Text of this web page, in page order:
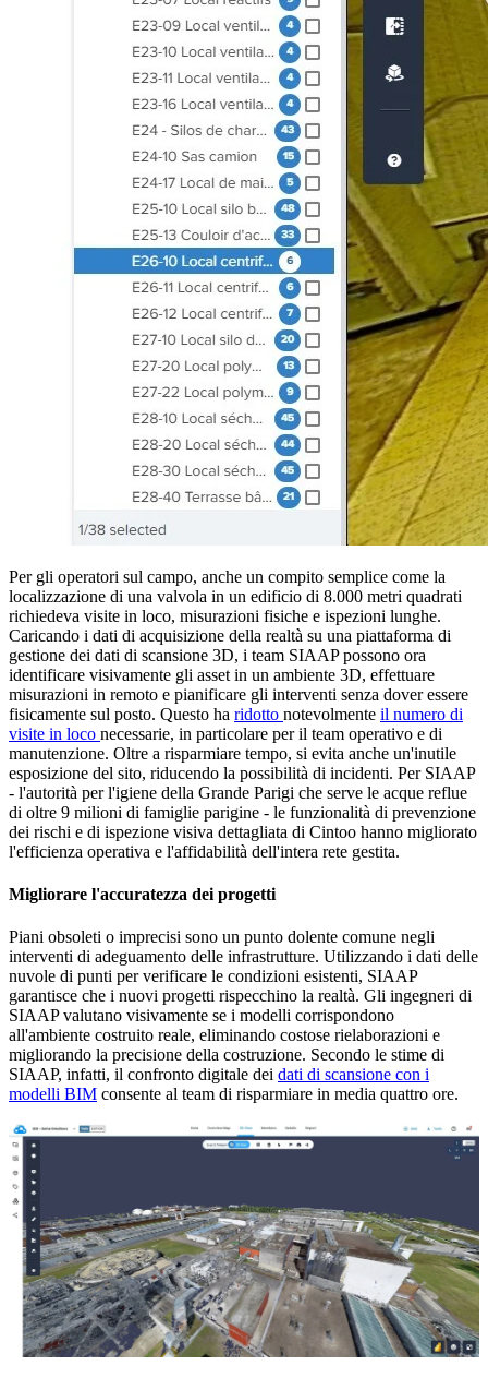
Per gli operatori sul campo, anche un compito semplice come la
localizzazione di una valvola in un edificio di 8.000 metri quadrati
richiedeva visite in loco, misurazioni fisiche e ispezioni lunghe.
Caricando i dati di acquisizione della realtà su una piattaforma di
gestione dei dati di scansione 3D, i team SIAAP possono ora
identificare visivamente gli asset in un ambiente 3D, effettuare
misurazioni in remoto e pianificare gli interventi senza dover essere
fisicamente sul posto. Questo ha ridotto notevolmente il numero di
visite in loco necessarie, in particolare per il team operativo e di
manutenzione. Oltre a risparmiare tempo, si evita anche un'inutile
esposizione del sito, riducendo la possibilità di incidenti. Per SIAAP
- l'autorità per l'igiene della Grande Parigi che serve le acque reflue
di oltre 9 milioni di famiglie parigine - le funzionalità di prevenzione
dei rischi e di ispezione visiva dettagliata di Cintoo hanno migliorato
l'efficienza operativa e l'affidabilità dell'intera rete gestita.
Migliorare l'accuratezza dei progetti
Piani obsoleti o imprecisi sono un punto dolente comune negli
interventi di adeguamento delle infrastrutture. Utilizzando i dati delle
nuvole di punti per verificare le condizioni esistenti, SIAAP
garantisce che i nuovi progetti rispecchino la realtà. Gli ingegneri di
SIAAP valutano visivamente se i modelli corrispondono
all'ambiente costruito reale, eliminando costose rielaborazioni e
migliorando la precisione della costruzione. Secondo le stime di
SIAAP, infatti, il confronto digitale dei dati di scansione con i
modelli BIM consente al team di risparmiare in media quattro ore.